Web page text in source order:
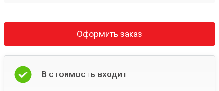
Оформить заказ
В стоимость входит